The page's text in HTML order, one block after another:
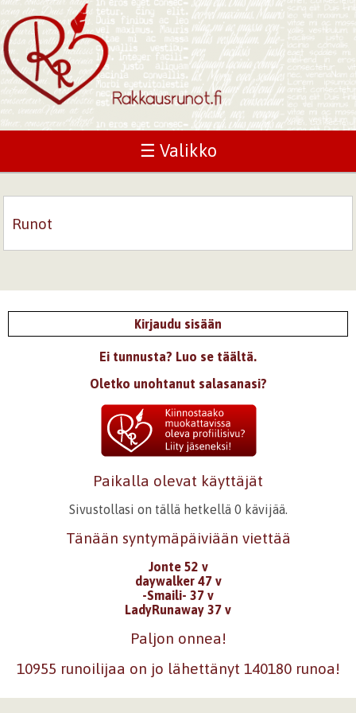
☰ Valikko
Runot
Kirjaudu sisään
Ei tunnusta? Luo se täältä.
Oletko unohtanut salasanasi?
Paikalla olevat käyttäjät
Sivustollasi on tällä hetkellä 0 kävijää.
Tänään syntymäpäiviään viettää
Jonte 52 v
daywalker 47 v
-Smaili- 37 v
LadyRunaway 37 v
Paljon onnea!
10955 runoilijaa on jo lähettänyt 140180 runoa!